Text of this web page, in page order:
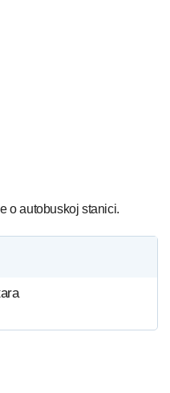
o autobuskoj stanici.